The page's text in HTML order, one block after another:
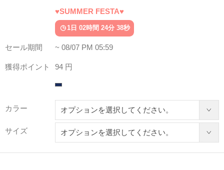
♥SUMMER FESTA♥
1日 02時間 24分 34秒
セール期間 ~ 08/07 PM 05:59
獲得ポイント 94 円
カラー
サイズ